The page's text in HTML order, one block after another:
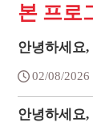
본 프로
안녕하세요,
02/08/2026
안녕하세요,